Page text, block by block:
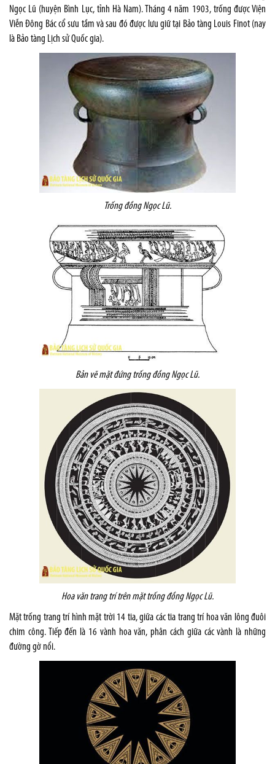
Ngọc Lũ (huyện Bình Lục, tỉnh Hà Nam). Tháng 4 năm 1903, trống được Viện
Viễn Đông Bác cổ sưu tầm và sau đó được lưu giữ tại Bảo tàng Louis Finot (nay
là Bảo tàng Lịch sử Quốc gia).
Trống đồng Ngọc Lũ.
Bản vẽ mặt đứng trống đồng Ngọc Lũ.
Hoa văn trang trí trên mặt trống đồng Ngọc Lũ.
Mặt trống trang trí hình mặt trời 14 tia, giữa các tia trang trí hoa văn lông đuôi
chim công. Tiếp đến là 16 vành hoa văn, phân cách giữa các vành là những
đường gờ nổi.